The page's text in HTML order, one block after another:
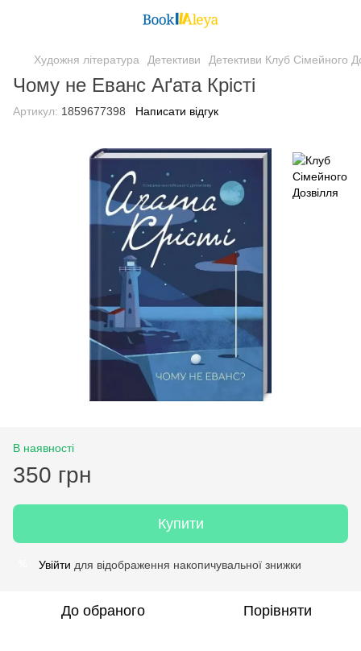
Художня література Детективи Детективи Клуб Сімейного
Чому не Еванс Аґата Крісті
Артикул: 1859677398 Написати відгук
В наявності
350 грн
Купити
Увійти для відображення накопичувальної знижки
До обраного Порівняти